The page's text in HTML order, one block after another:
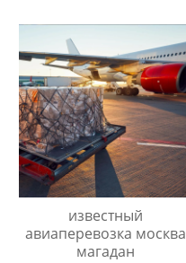
известный
авиаперевозка москва
магадан